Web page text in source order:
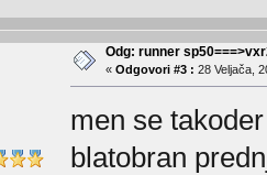
Odg: runner
« Odgovori #3 : 28 Veljača,
men se
blatobran